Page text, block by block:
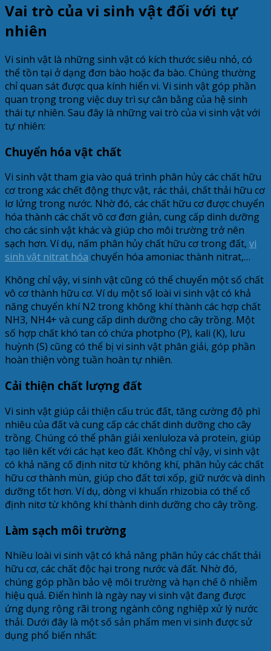
Vai trò của vi sinh vật đối với tự
nhiên
Vi sinh vật là những sinh vật có kích thước siêu nhỏ, có
thể tồn tại ở dạng đơn bào hoặc đa bào. Chúng thường
chỉ quan sát được qua kính hiển vi. Vi sinh vật góp phần
quan trọng trong việc duy trì sự cân bằng của hệ sinh
thái tự nhiên. Sau đây là những vai trò của vi sinh vật với
tự nhiên:
Chuyển hóa vật chất
Vi sinh vật tham gia vào quá trình phân hủy các chất hữu
cơ trong xác chết động thực vật, rác thải, chất thải hữu cơ
lơ lửng trong nước. Nhờ đó, các chất hữu cơ được chuyển
hóa thành các chất vô cơ đơn giản, cung cấp dinh dưỡng
cho các sinh vật khác và giúp cho môi trường trở nên
sạch hơn. Ví dụ, nấm phân hủy chất hữu cơ trong đất, vi
sinh vật nitrat hóa chuyển hóa amoniac thành nitrat,…
Không chỉ vậy, vi sinh vật cũng có thể chuyển một số chất
vô cơ thành hữu cơ. Ví dụ một số loài vi sinh vật có khả
năng chuyển khí N2 trong không khí thành các hợp chất
NH3, NH4+ và cung cấp dinh dưỡng cho cây trồng. Một
số hợp chất khó tan có chứa photpho (P), kali (K), lưu
huỳnh (S) cũng có thể bị vi sinh vật phân giải, góp phần
hoàn thiện vòng tuần hoàn tự nhiên.
Cải thiện chất lượng đất
Vi sinh vật giúp cải thiện cấu trúc đất, tăng cường độ phì
nhiêu của đất và cung cấp các chất dinh dưỡng cho cây
trồng. Chúng có thể phân giải xenluloza và protein, giúp
tạo liên kết với các hạt keo đất. Không chỉ vậy, vi sinh vật
có khả năng cố định nitơ từ không khí, phân hủy các chất
hữu cơ thành mùn, giúp cho đất tơi xốp, giữ nước và dinh
dưỡng tốt hơn. Ví dụ, dòng vi khuẩn rhizobia có thể cố
định nitơ từ không khí thành dinh dưỡng cho cây trồng.
Làm sạch môi trường
Nhiều loài vi sinh vật có khả năng phân hủy các chất thải
hữu cơ, các chất độc hại trong nước và đất. Nhờ đó,
chúng góp phần bảo vệ môi trường và hạn chế ô nhiễm
hiệu quả. Điển hình là ngày nay vi sinh vật đang được
ứng dụng rộng rãi trong ngành công nghiệp xử lý nước
thải. Dưới đây là một số sản phẩm men vi sinh được sử
dụng phổ biến nhất: